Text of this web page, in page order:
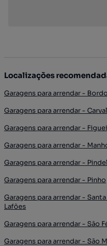
Localizações
Garagens para arrendar -
Garagens para arrendar -
Garagens para arrendar -
Garagens para arrendar -
Garagens para arrendar -
Garagens para arrendar - Pinho
Garagens para arrendar -
Lafões
Garagens para arrendar - São
Garagens para arrendar - São